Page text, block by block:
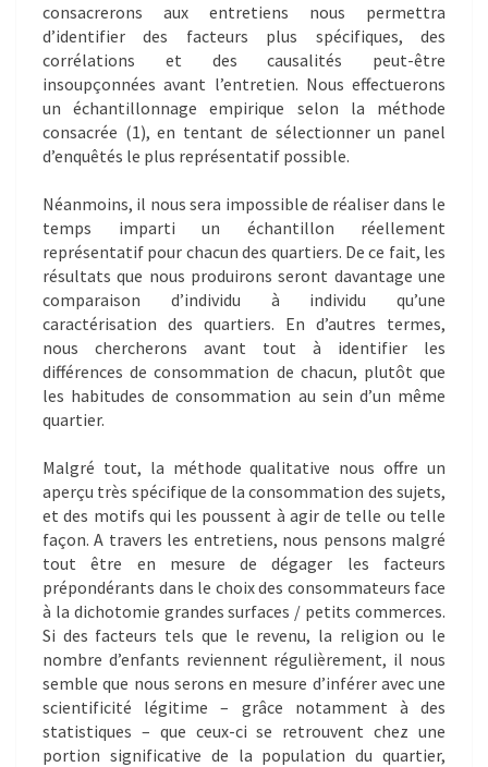
consacrerons aux entretiens nous permettra
d’identifier des facteurs plus spécifiques, des
corrélations et des causalités peut-être
insoupçonnées avant l’entretien. Nous effectuerons
un échantillonnage empirique selon la méthode
consacrée (1), en tentant de sélectionner un panel
d’enquêtés le plus représentatif possible.
Néanmoins, il nous sera impossible de réaliser dans le
temps imparti un échantillon réellement
représentatif pour chacun des quartiers. De ce fait, les
résultats que nous produirons seront davantage une
comparaison d’individu à individu qu’une
caractérisation des quartiers. En d’autres termes,
nous chercherons avant tout à identifier les
différences de consommation de chacun, plutôt que
les habitudes de consommation au sein d’un même
quartier.
Malgré tout, la méthode qualitative nous offre un
aperçu très spécifique de la consommation des sujets,
et des motifs qui les poussent à agir de telle ou telle
façon. A travers les entretiens, nous pensons malgré
tout être en mesure de dégager les facteurs
prépondérants dans le choix des consommateurs face
à la dichotomie grandes surfaces / petits commerces.
Si des facteurs tels que le revenu, la religion ou le
nombre d’enfants reviennent régulièrement, il nous
semble que nous serons en mesure d’inférer avec une
scientificité légitime – grâce notamment à des
statistiques – que ceux-ci se retrouvent chez une
portion significative de la population du quartier,